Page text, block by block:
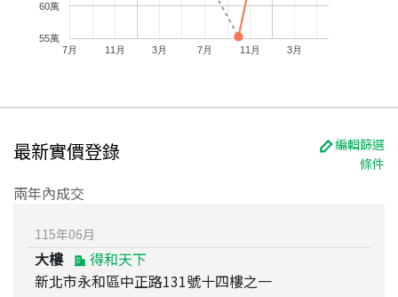
7月 11月 3月 7月 11月 3月
55萬
60萬
最新實價登錄
編輯篩選
條件
兩年內成交
115年06月
大樓
得和天下
新北市永和區中正路131號十四樓之一